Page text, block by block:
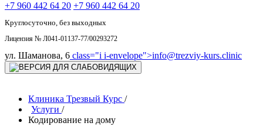
+7 960 442 64 20 +7 960 442 64 20
Круглосуточно, без выходных
Лицензия № Л041-01137-77/00293272
ул. Шаманова, 6 class="i i-envelope">info@trezviy-kurs.clinic
Клиника Трезвый Курс /
Услуги /
Кодирование на дому